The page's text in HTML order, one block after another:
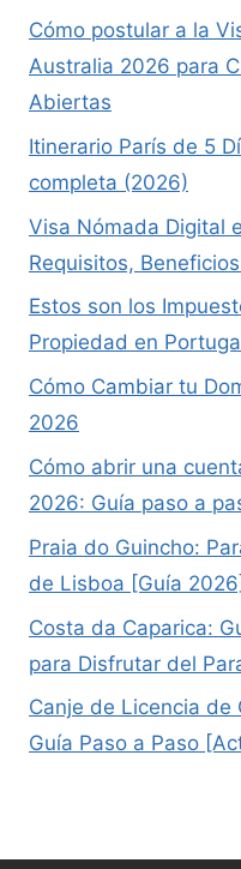
Cómo postular a la
Australia 2026 para
Abiertas
Itinerario París de 5
completa (2026)
Visa Nómada Digital
Requisitos,
Estos son los
Propiedad en
Cómo Cambiar tu
2026
Cómo abrir una
2026: Guía paso a
Praia do Guincho:
de Lisboa [Guía 2026]
Costa da Caparica:
para Disfrutar del
Canje de Licencia
Guía Paso a Paso